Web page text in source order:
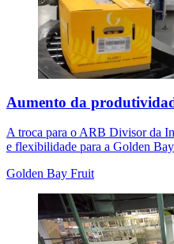
Aumento da
A troca para o ARB Divisor da
e flexibilidade para a Golden
Golden Bay Fruit